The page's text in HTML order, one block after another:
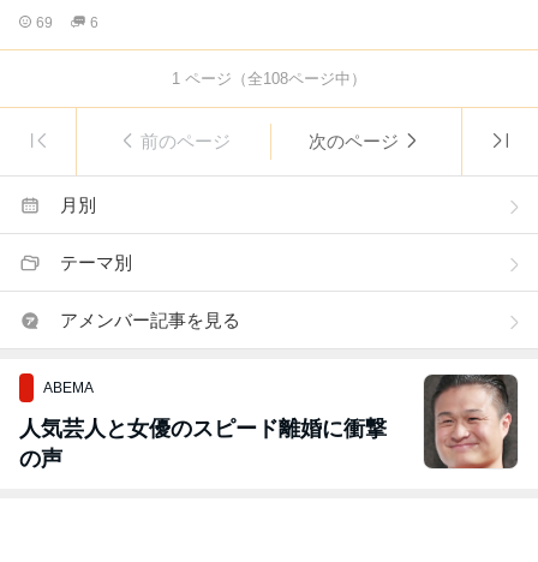
69 6
1 ページ（全108ページ中）
前のページ 次のページ
月別
テーマ別
アメンバー記事を見る
ABEMA
人気芸人と女優のスピード離婚に衝撃
の声